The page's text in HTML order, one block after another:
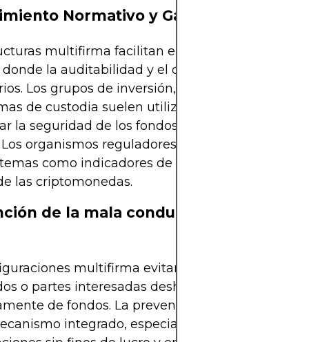
Normativo y Garantía
multifirma facilitan el cumplimiento
la auditabilidad y el control de acceso son
Los grupos de inversión, las startups fintech
de custodia suelen utilizar la multifirma para
la seguridad de los fondos y reforzar la
organismos reguladores consideran cada
como indicadores de las mejores
las criptomonedas.
de la mala conducta de los
multifirma evitan de forma natural
o partes interesadas deshonestas se apropien
de fondos. La prevención del fraude se
integrado, especialmente importante